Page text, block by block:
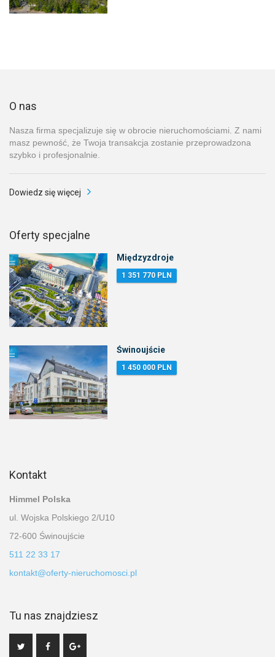
O nas
Nasza firma specjalizuje się w obrocie nieruchomościami. Z nami
masz pewność, że Twoja transakcja zostanie przeprowadzona
szybko i profesjonalnie.
Dowiedz się więcej
Oferty specjalne
Międzyzdroje
1 351 770 PLN
Świnoujście
1 450 000 PLN
Kontakt
Himmel Polska
ul. Wojska Polskiego 2/U10
72-600 Świnoujście
511 22 33 17
kontakt@oferty-nieruchomosci.pl
Tu nas znajdziesz